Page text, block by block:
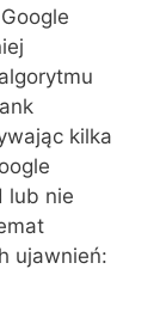
kilka
lub nie
ujawnień: